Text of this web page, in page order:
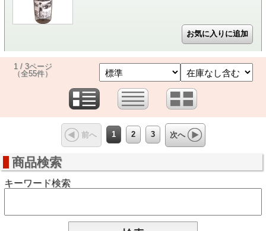
1 / 3ページ
（全55件）
前へ 1 2 3 次へ
商品検索
キーワード検索